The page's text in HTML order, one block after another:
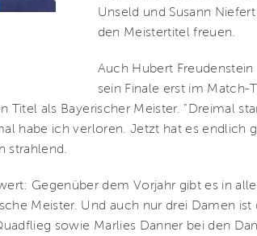
Unseld und Susann
den Meistertitel freuen.
Auch Hubert
sein Finale erst im Match-
Titel als Bayerischer Meister. "Dreimal
habe ich verloren. Jetzt hat es endlich
strahlend.
Gegenüber dem Vorjahr gibt es in
Meister. Und auch nur drei Damen
sowie Marlies Danner bei den